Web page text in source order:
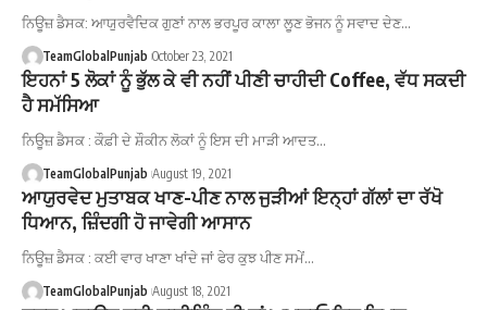
ਨਿਊਜ਼ ਡੈਸਕ: ਆਯੁਰਵੈਦਿਕ ਗੁਣਾਂ ਨਾਲ ਭਰਪੂਰ ਕਾਲਾ ਲੂਣ ਭੋਜਨ ਨੂੰ ਸਵਾਦ ਦੇਣ…
TeamGlobalPunjab October 23, 2021
ਇਹਨਾਂ 5 ਲੋਕਾਂ ਨੂੰ ਭੁੱਲ ਕੇ ਵੀ ਨਹੀਂ ਪੀਣੀ ਚਾਹੀਦੀ Coffee, ਵੱਧ ਸਕਦੀ
ਹੈ ਸਮੱਸਿਆ
ਨਿਊਜ਼ ਡੈਸਕ : ਕੌਫ਼ੀ ਦੇ ਸ਼ੌਕੀਨ ਲੋਕਾਂ ਨੂੰ ਇਸ ਦੀ ਮਾੜੀ ਆਦਤ…
TeamGlobalPunjab August 19, 2021
ਆਯੁਰਵੇਦ ਮੁਤਾਬਕ ਖਾਣ-ਪੀਣ ਨਾਲ ਜੁੜੀਆਂ ਇਨ੍ਹਾਂ ਗੱਲਾਂ ਦਾ ਰੱਖੋ
ਧਿਆਨ, ਜ਼ਿੰਦਗੀ ਹੋ ਜਾਵੇਗੀ ਆਸਾਨ
ਨਿਊਜ਼ ਡੈਸਕ : ਕਈ ਵਾਰ ਖਾਣਾ ਖਾਂਦੇ ਜਾਂ ਫੇਰ ਕੁਝ ਪੀਣ ਸਮੇਂ…
TeamGlobalPunjab August 18, 2021